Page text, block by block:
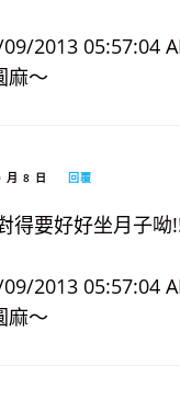
2013 05:57:04
麻～
月 8 日 回覆
得要好好坐月子
2013 05:57:04
麻～